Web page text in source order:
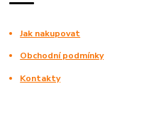
Jak nakupovat
Obchodní podmínky
Kontakty